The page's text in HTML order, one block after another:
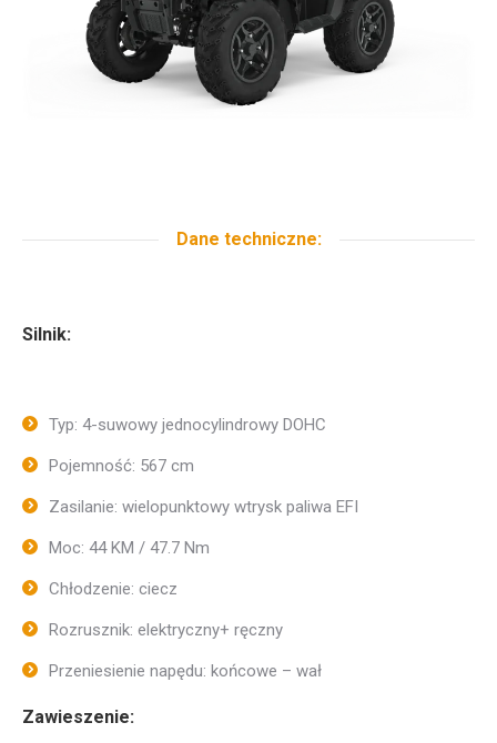
Dane techniczne:
Silnik:
Typ: 4-suwowy jednocylindrowy DOHC
Pojemność: 567 cm
Zasilanie: wielopunktowy wtrysk paliwa EFI
Moc: 44 KM / 47.7 Nm
Chłodzenie: ciecz
Rozrusznik: elektryczny+ ręczny
Przeniesienie napędu: końcowe – wał
Zawieszenie: